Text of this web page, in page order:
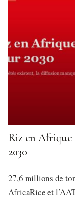
Riz en Afrique
2030
27,6 millions de
AfricaRice et